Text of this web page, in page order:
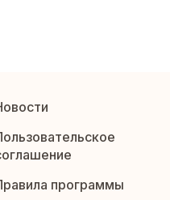
программы